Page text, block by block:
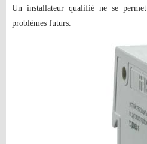
Un installateur qualifié ne se
problèmes futurs.